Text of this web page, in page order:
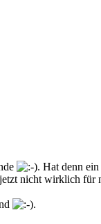
. Hat denn
nicht wirklich für
.